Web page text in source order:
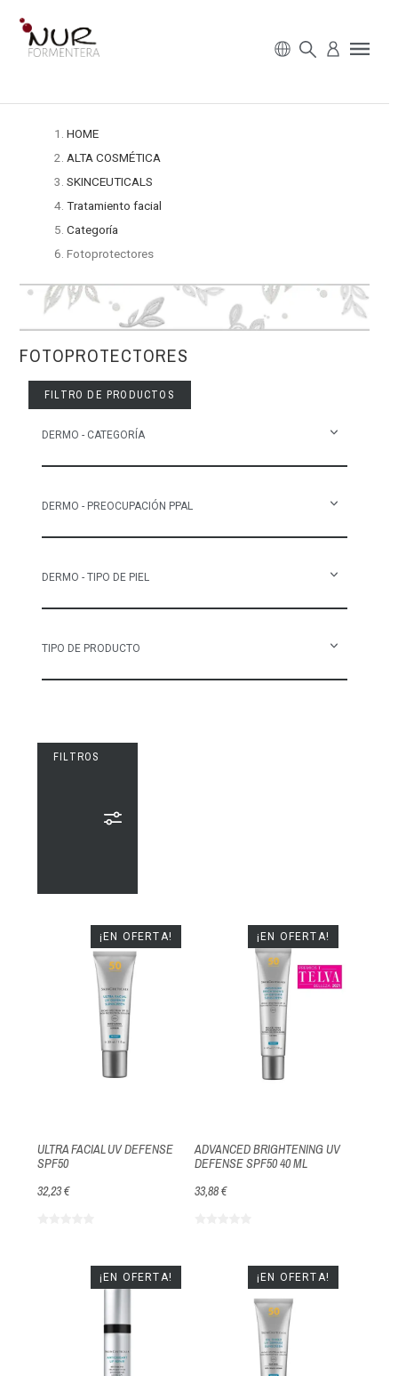
HOME
ALTA COSMÉTICA
SKINCEUTICALS
Tratamiento facial
Categoría
Fotoprotectores
FOTOPROTECTORES
FILTROS
ULTRA FACIAL UV DEFENSE
SPF50
32,23 €
¡EN OFERTA!
ADVANCED BRIGHTENING UV
DEFENSE SPF50 40 ML
33,88 €
¡EN OFERTA!
¡EN OFERTA! ¡EN OFERTA!
FILTRO DE PRODUCTOS
DERMO - CATEGORÍA
DERMO - PREOCUPACIÓN PPAL
DERMO - TIPO DE PIEL
TIPO DE PRODUCTO